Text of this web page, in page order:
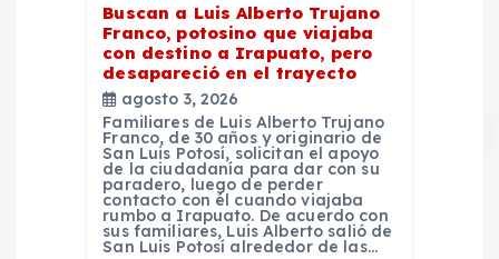
Buscan a Luis Alberto Trujano
Franco, potosino que viajaba
con destino a Irapuato, pero
desapareció en el trayecto
agosto 3, 2026
Familiares de Luis Alberto Trujano
Franco, de 30 años y originario de
San Luis Potosí, solicitan el apoyo
de la ciudadanía para dar con su
paradero, luego de perder
contacto con él cuando viajaba
rumbo a Irapuato. De acuerdo con
sus familiares, Luis Alberto salió de
San Luis Potosí alrededor de las…